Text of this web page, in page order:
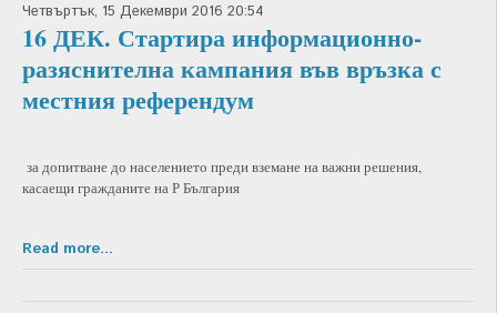
Четвъртък, 15 Декември 2016 20:54
16 ДЕК. Стартира информационно-
разяснителна кампания във връзка с
местния референдум
за допитване до населението преди вземане на важни решения,
касаещи гражданите на Р България
Read more...